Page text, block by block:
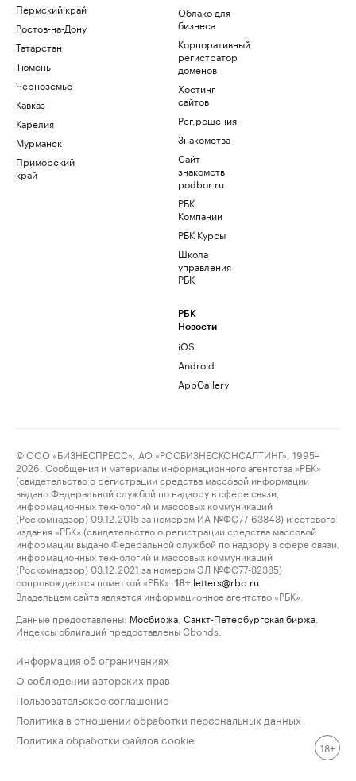
Пермский край
Ростов-на-Дону
Татарстан
Тюмень
Черноземье
Кавказ
Карелия
Мурманск
Приморский
край
Облако для
бизнеса
Корпоративный
регистратор
доменов
Хостинг
сайтов
Рег.решения
Знакомства
Сайт
знакомств
podbor.ru
РБК
Компании
РБК Курсы
Школа
управления
РБК
РБК
Новости
iOS
Android
AppGallery
© ООО «БИЗНЕСПРЕСС», АО «РОСБИЗНЕСКОНСАЛТИНГ», 1995–
2026. Сообщения и материалы информационного агентства «РБК»
(свидетельство о регистрации средства массовой информации
выдано Федеральной службой по надзору в сфере связи,
информационных технологий и массовых коммуникаций
(Роскомнадзор) 09.12.2015 за номером ИА №ФС77-63848) и сетевого
издания «РБК» (свидетельство о регистрации средства массовой
информации выдано Федеральной службой по надзору в сфере связи,
информационных технологий и массовых коммуникаций
(Роскомнадзор) 03.12.2021 за номером ЭЛ №ФС77-82385)
сопровождаются пометкой «РБК».
18+ letters@rbc.ru
Владельцем сайта является информационное агентство «РБК».
Данные предоставлены: Мосбиржа Санкт-Петербургская биржа
Индексы облигаций предоставлены Cbonds.
Информация об ограничениях
О соблюдении авторских прав
Пользовательское соглашение
Политика в отношении обработки персональных данных
Политика обработки файлов cookie
18+